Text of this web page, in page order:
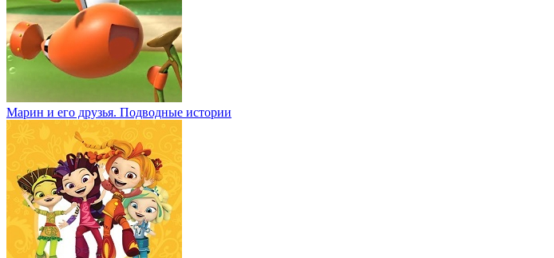
Марин и его друзья. Подводные истории